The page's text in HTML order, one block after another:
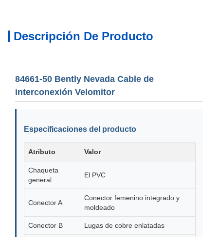
Descripción De Producto
84661-50 Bently Nevada Cable de
interconexión Velomitor
Especificaciones del producto
Atributo Valor
Chaqueta
general
El PVC
Conector A
Conector femenino integrado y
moldeado
Conector B Lugas de cobre enlatadas